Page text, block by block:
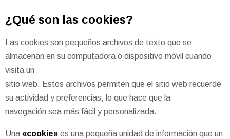
¿Qué son las cookies?
Las cookies son pequeños archivos de texto que se
almacenan en su computadora o dispositivo móvil cuando
visita un
sitio web. Estos archivos permiten que el sitio web recuerde
su actividad y preferencias, lo que hace que la
navegación sea más fácil y personalizada.
Una «cookie» es una pequeña unidad de información que un